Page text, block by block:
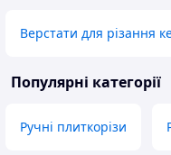
Верстати для різання
Популярні категорії
Ручні плиткорізи